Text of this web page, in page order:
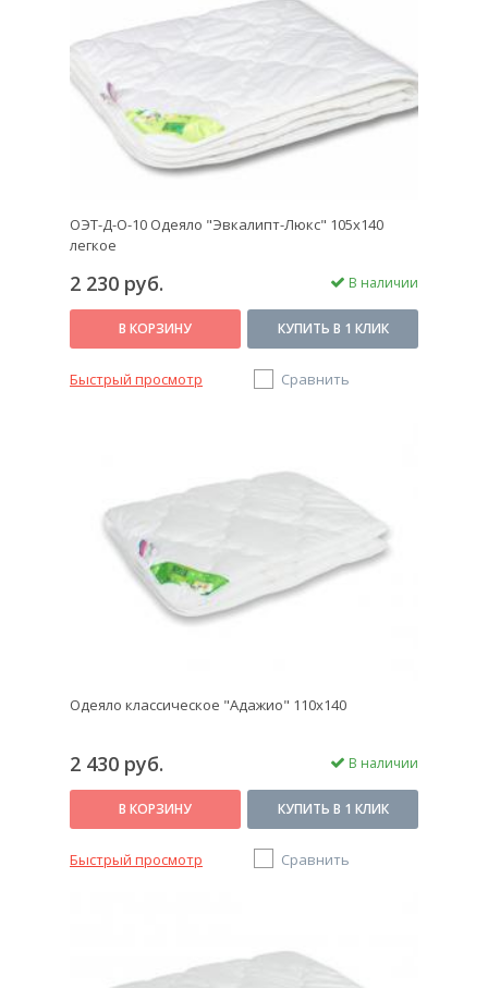
ОЭТ-Д-О-10 Одеяло "Эвкалипт-Люкс" 105х140
легкое
2 230 руб. В наличии
В КОРЗИНУ КУПИТЬ В 1 КЛИК
Быстрый просмотр Сравнить
Одеяло классическое "Адажио" 110х140
2 430 руб. В наличии
В КОРЗИНУ КУПИТЬ В 1 КЛИК
Быстрый просмотр Сравнить